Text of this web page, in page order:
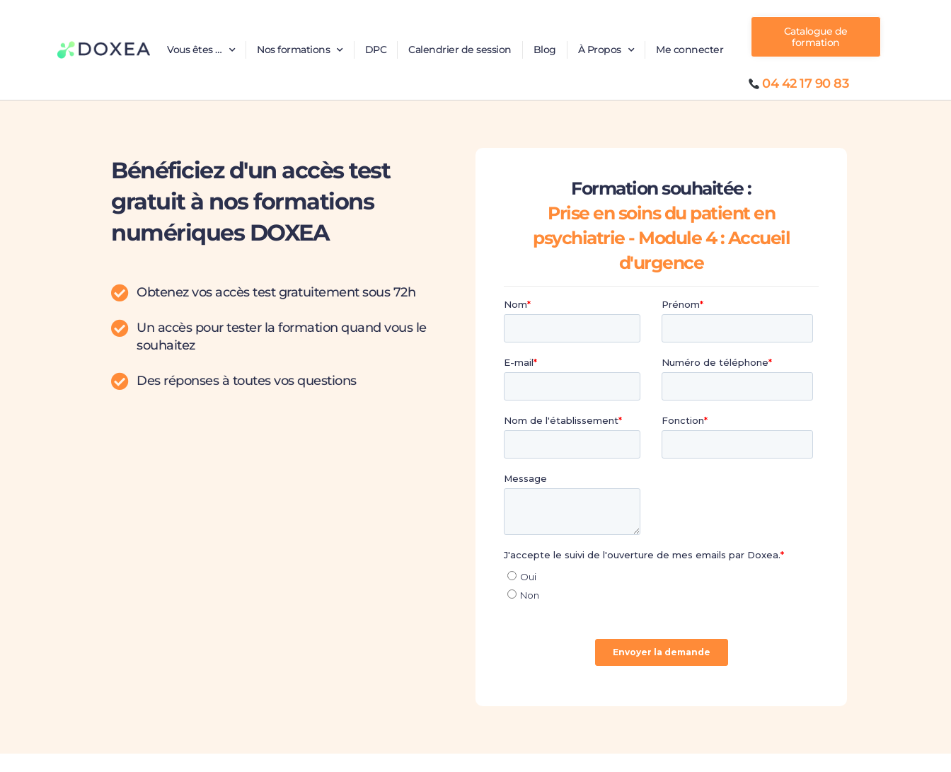
Vous êtes … Nos formations DPC Calendrier de session Blog À Propos Me connecter
Catalogue de
formation
04 42 17 90 83
Bénéficiez d'un accès test
gratuit à nos formations
numériques DOXEA
Obtenez vos accès test gratuitement sous 72h
Un accès pour tester la formation quand vous le
souhaitez
Des réponses à toutes vos questions
Formation souhaitée :
Prise en soins du patient en
psychiatrie - Module 4 : Accueil
d'urgence